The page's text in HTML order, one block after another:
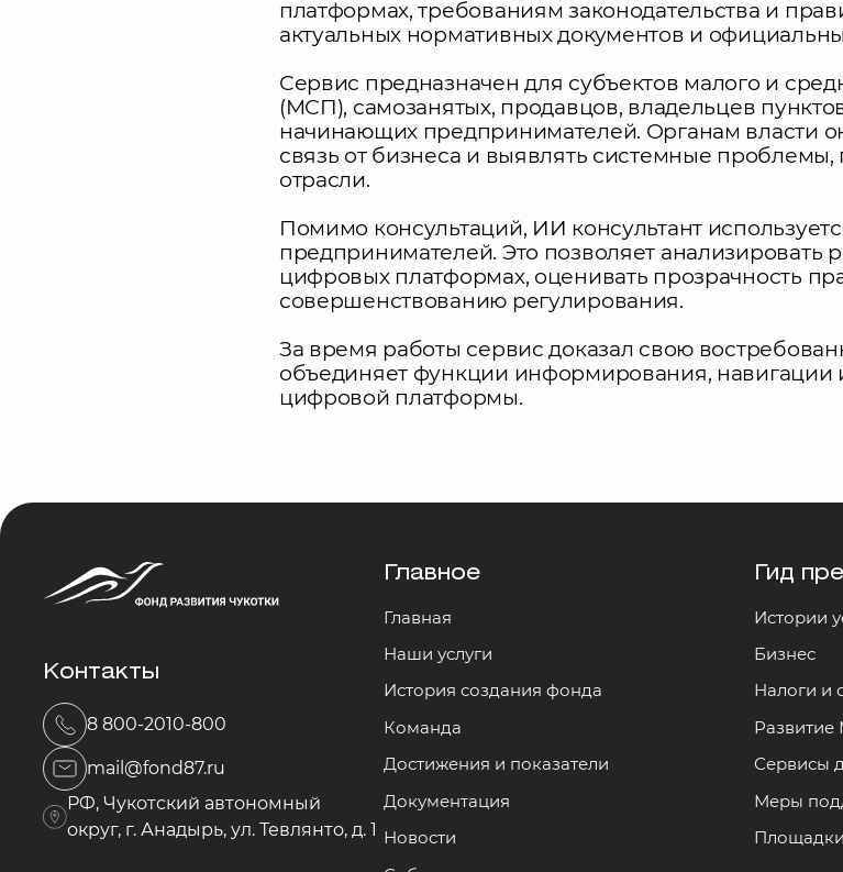
платформах, требованиям законодательства и
актуальных нормативных документов и
Сервис предназначен для субъектов малого и
(МСП), самозанятых, продавцов, владельцев
начинающих предпринимателей. Органам власти
связь от бизнеса и выявлять системные
отрасли.
Помимо консультаций, ИИ консультант
предпринимателей. Это позволяет анализировать
цифровых платформах, оценивать прозрачность
совершенствованию регулирования.
За время работы сервис доказал свою
объединяет функции информирования, навигации
цифровой платформы.
Контакты
8 800-2010-800
mail@fond87.ru
РФ, Чукотский автономный
округ, г. Анадырь, ул. Тевлянто, д. 1
Главное
Главная
Наши услуги
История создания фонда
Команда
Достижения и показатели
Документация
Новости
Гид
Истории
Бизнес
Налоги и
Сервисы
Меры